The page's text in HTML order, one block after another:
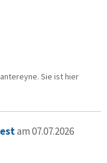
Sie ist hier
am 07.07.2026